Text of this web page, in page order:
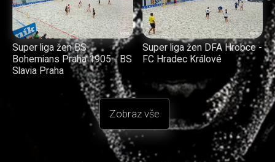
Super liga žen BS
Bohemians Praha 1905 - BS
Slavia Praha
Super liga žen DFA Hrobce -
FC Hradec Králové
Zobraz vše